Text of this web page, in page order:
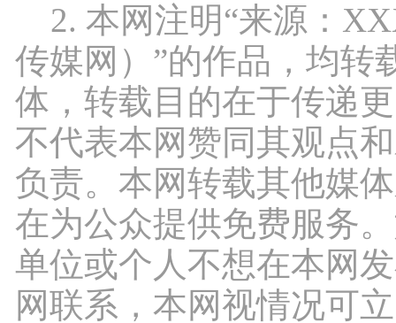
2. 本网注明“来源：
传媒网）”的作品，均转
体，转载目的在于传递
不代表本网赞同其观点
负责。本网转载其他媒
在为公众提供免费服务
单位或个人不想在本网
网联系，本网视情况可